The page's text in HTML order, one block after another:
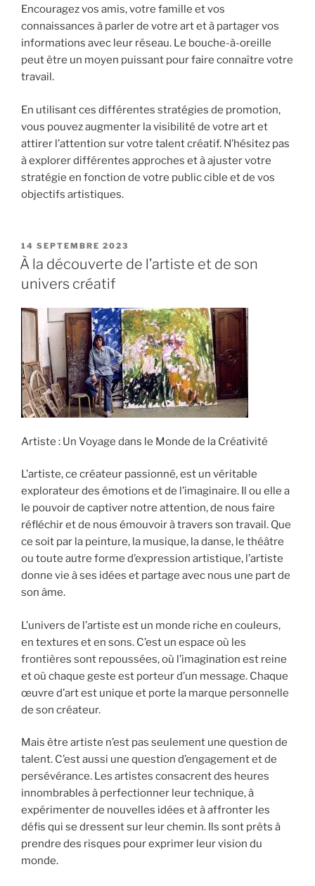
Encouragez vos amis, votre famille et vos
connaissances à parler de votre art et à partager vos
informations avec leur réseau. Le bouche-à-oreille
peut être un moyen puissant pour faire connaître votre
travail.
En utilisant ces différentes stratégies de promotion,
vous pouvez augmenter la visibilité de votre art et
attirer l’attention sur votre talent créatif. N’hésitez pas
à explorer différentes approches et à ajuster votre
stratégie en fonction de votre public cible et de vos
objectifs artistiques.
PUBLIÉ
LE
14 SEPTEMBRE 2023
À la découverte de l’artiste et de son
univers créatif
Artiste : Un Voyage dans le Monde de la Créativité
L’artiste, ce créateur passionné, est un véritable
explorateur des émotions et de l’imaginaire. Il ou elle a
le pouvoir de captiver notre attention, de nous faire
réfléchir et de nous émouvoir à travers son travail. Que
ce soit par la peinture, la musique, la danse, le théâtre
ou toute autre forme d’expression artistique, l’artiste
donne vie à ses idées et partage avec nous une part de
son âme.
L’univers de l’artiste est un monde riche en couleurs,
en textures et en sons. C’est un espace où les
frontières sont repoussées, où l’imagination est reine
et où chaque geste est porteur d’un message. Chaque
œuvre d’art est unique et porte la marque personnelle
de son créateur.
Mais être artiste n’est pas seulement une question de
talent. C’est aussi une question d’engagement et de
persévérance. Les artistes consacrent des heures
innombrables à perfectionner leur technique, à
expérimenter de nouvelles idées et à affronter les
défis qui se dressent sur leur chemin. Ils sont prêts à
prendre des risques pour exprimer leur vision du
monde.